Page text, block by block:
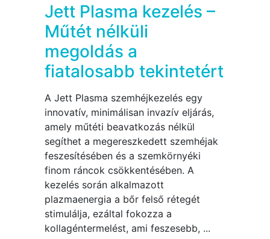
Jett Plasma kezelés –
Műtét nélküli
megoldás a
fiatalosabb tekintetért
A Jett Plasma szemhéjkezelés egy
innovatív, minimálisan invazív eljárás,
amely műtéti beavatkozás nélkül
segíthet a megereszkedett szemhéjak
feszesítésében és a szemkörnyéki
finom ráncok csökkentésében. A
kezelés során alkalmazott
plazmaenergia a bőr felső rétegét
stimulálja, ezáltal fokozza a
kollagéntermelést, ami feszesebb,